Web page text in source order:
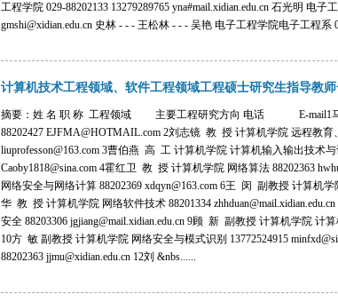
工程学院 029-88202133 13279289765 yna#mail.xidian.edu.cn 石光明 电子
gmshi@xidian.edu.cn 史林 - - - 王松林 - - - 吴艳 电子工程学院电子工程系
计算机技术工程领域、软件工程领域工程硕士研究生指导教
摘要：姓 名 职 称 工程领域 主要工程研究方向 电话 E-mail1马
88202427 EJFMA@HOTMAIL.com 2刘志镜 教 授 计算机学院 远程教育
liuprofesson@163.com 3曹伯燕 高 工 计算机学院 计算机输入输出技术
Caoby1818@sina.com 4霍红卫 教 授 计算机学院 网络算法 88202363
网络安全与网络计算 88202369 xdqyn@163.com 6王 闵 副教授 计算机学
华 教 授 计算机学院 网络软件技术 88201334
安全 88203306 jgjiang@mail.xidian.edu.cn 9顾 新 副教授 计算机学院 计
10方 敏 副教授 计算机学院 网络安全与模式识别 13772524915
88202363 jjmu@xidian.edu.cn 12刘 &nbs......